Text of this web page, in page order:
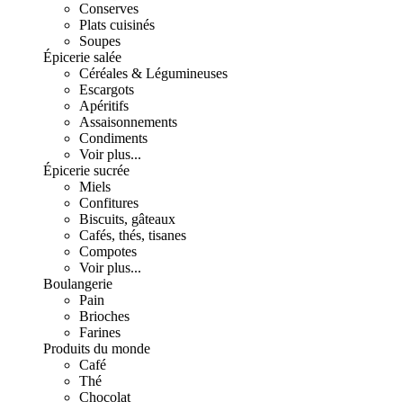
Conserves
Plats cuisinés
Soupes
Épicerie salée
Céréales & Légumineuses
Escargots
Apéritifs
Assaisonnements
Condiments
Voir plus...
Épicerie sucrée
Miels
Confitures
Biscuits, gâteaux
Cafés, thés, tisanes
Compotes
Voir plus...
Boulangerie
Pain
Brioches
Farines
Produits du monde
Café
Thé
Chocolat